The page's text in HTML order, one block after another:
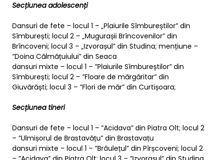
Secțiunea adolescenți
Dansuri de fete – locul 1 – „Plaiurile Sîmbureștilor” din
Sîmburești; locul 2 – „Mugurașii Brîncovenilor” din
Brîncoveni; locul 3 – „Izvorașul” din Studina; mențiune –
”Doina Călmățuiului” din Seaca
dansuri mixte – locul 1 – ”Plaiurile Sîmbureștilor” din
Sîmburești; locul 2 – ”Floare de mărgăritar” din
Giuvărăști; locul 3 – ”Flori de măr” din Curtișoara;
Secțiunea tineri
Dansuri de fete – locul 1 – ”Acidava” din Piatra Olt; locul 2
– ”Ulmișorul de Brastavățu” din Brastavațu
dansuri mixte – locul 1 – ”Brâulețul” din Pîrșcoveni; locul 2